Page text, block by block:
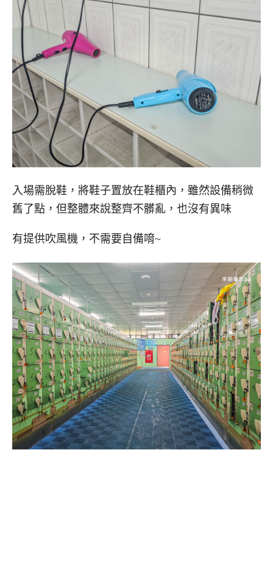
入場需脫鞋，將鞋子置放在鞋櫃內，雖然設備稍微
舊了點，但整體來說整齊不髒亂，也沒有異味
有提供吹風機，不需要自備唷~